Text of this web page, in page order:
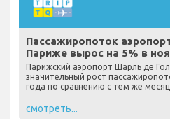
Пассажиропоток
Париже вырос на 5% в
Парижский аэропорт Шарль де
значительный рост
года по сравнению с тем же
смотреть...